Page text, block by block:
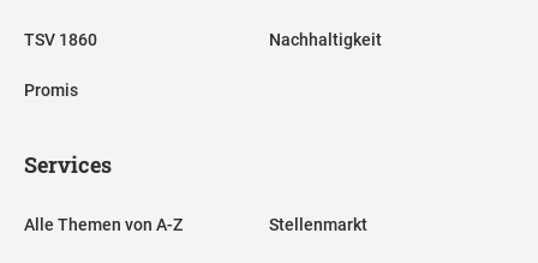
TSV 1860
Promis
Nachhaltigkeit
Services
Alle Themen von A-Z Stellenmarkt